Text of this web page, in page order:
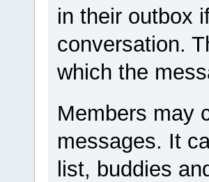
in their outbox
conversation.
which the
Members may
messages. It
list, buddies